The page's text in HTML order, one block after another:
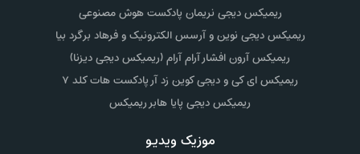
ریمیکس دیجی نریمان پادکست هوش مصنوعی
ریمیکس دیجی نوین و آرسس الکترونیک و فرهاد برگرد بیا
ریمیکس آرون افشار آرام آرام (ریمیکس دیجی دیزنا)
ریمیکس ای کی و دیجی کوین زد آر پادکست هات کلد ۷
ریمیکس دیجی پایا هابر ریمیکس
موزیک ویدیو